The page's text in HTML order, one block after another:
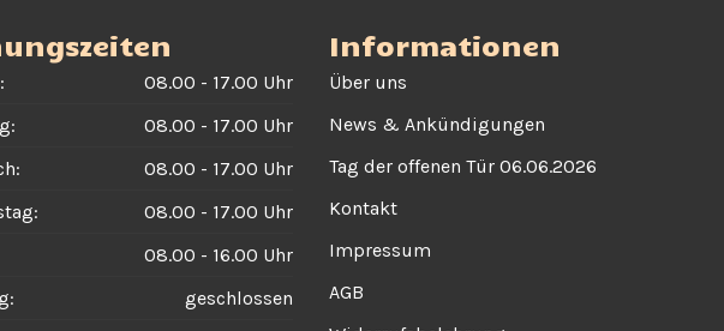
08.00 - 17.00 Uhr
08.00 - 17.00 Uhr
08.00 - 17.00 Uhr
08.00 - 17.00 Uhr
08.00 - 16.00 Uhr
geschlossen
Informationen
Über uns
News & Ankündigungen
Tag der offenen Tür 06.06.2026
Kontakt
Impressum
AGB